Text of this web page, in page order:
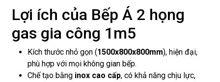
Lợi ích của Bếp Á 2 họng
gas gia công 1m5
Kích thước nhỏ gọn (1500x800x800mm), hiện đại,
phù hợp với mọi không gian bếp.
Chế tạo bằng inox cao cấp, có khả năng chịu lực,